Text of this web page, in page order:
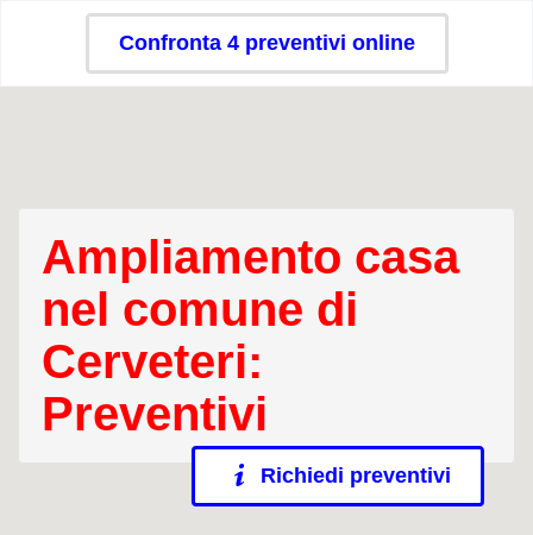
Confronta 4 preventivi online
Ampliamento casa
nel comune di
Cerveteri:
Preventivi
Richiedi preventivi